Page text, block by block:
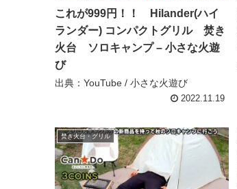
これが999円！！ Hilander(ハイ
ランダー) コンパクトグリル 焚き
火台 ソロキャンプ – 小さな火遊
び
出典：YouTube / 小さな火遊び
2022.11.19
焚き火台・グリル